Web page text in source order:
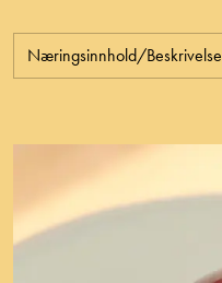
Næringsinnhold/Beskrivelse